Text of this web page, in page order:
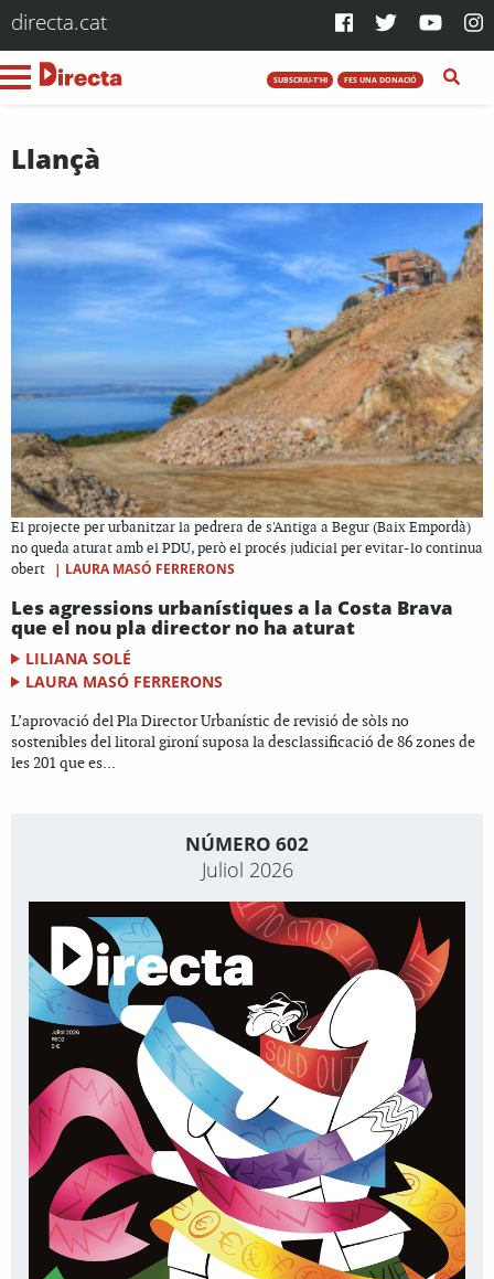
directa.cat
SUBSCRIU-T'HI FES UNA DONACIÓ
Llançà
El projecte per urbanitzar la pedrera de s'Antiga a Begur (Baix Empordà)
no queda aturat amb el PDU, però el procés judicial per evitar-lo continua
obert
| LAURA MASÓ FERRERONS
Les agressions urbanístiques a la Costa Brava
que el nou pla director no ha aturat
LILIANA SOLÉ
LAURA MASÓ FERRERONS
L’aprovació del Pla Director Urbanístic de revisió de sòls no
sostenibles del litoral gironí suposa la desclassificació de 86 zones de
les 201 que es...
NÚMERO 602
Juliol 2026